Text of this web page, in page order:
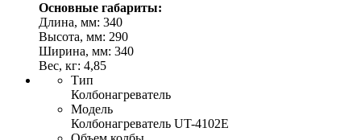
Основные габариты:
Длина, мм: 340
Высота, мм: 290
Ширина, мм: 340
Вес, кг: 4,85
Тип
Колбонагреватель
Модель
Колбонагреватель UT-4102E